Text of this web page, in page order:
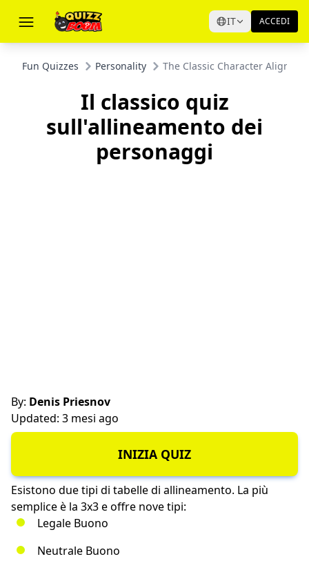
IT ACCEDI
Fun Quizzes Personality The Classic Character
Il classico quiz
sull'allineamento dei
personaggi
By: Denis Priesnov
Updated: 3 mesi ago
INIZIA QUIZ
Esistono due tipi di tabelle di allineamento. La più
semplice è la 3x3 e offre nove tipi:
Legale Buono
Neutrale Buono